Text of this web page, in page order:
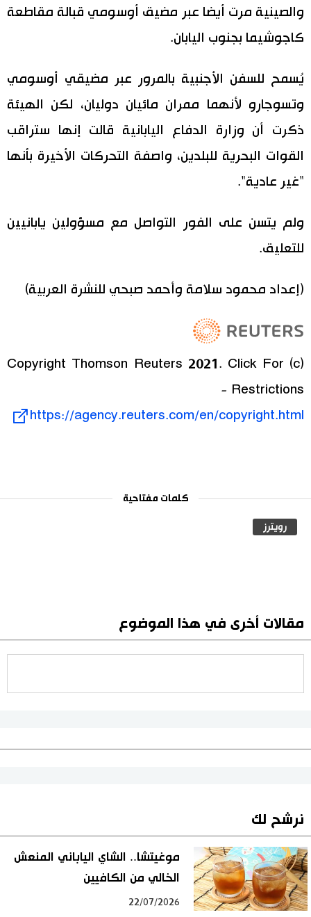
والصينية مرت أيضا عبر مضيق أوسومي قبالة مقاطعة
كاجوشيما بجنوب اليابان.
يُسمح للسفن الأجنبية بالمرور عبر مضيقي أوسومي
وتسوجارو لأنهما ممران مائيان دوليان، لكن الهيئة
ذكرت أن وزارة الدفاع اليابانية قالت إنها ستراقب
القوات البحرية للبلدين، واصفة التحركات الأخيرة بأنها
"غير عادية".
ولم يتسن على الفور التواصل مع مسؤولين يابانيين
للتعليق.
(إعداد محمود سلامة وأحمد صبحي للنشرة العربية)
(c) Copyright Thomson Reuters 2021. Click For
Restrictions -
https://agency.reuters.com/en/copyright.html
كلمات مفتاحية
رويترز
مقالات أخرى في هذا الموضوع
نرشح لك
موغيتشا.. الشاي الياباني المنعش
الخالي من الكافيين
22/07/2026